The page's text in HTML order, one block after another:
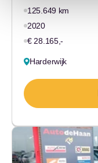
125.649 km
2020
€ 28.165,-
Harderwijk